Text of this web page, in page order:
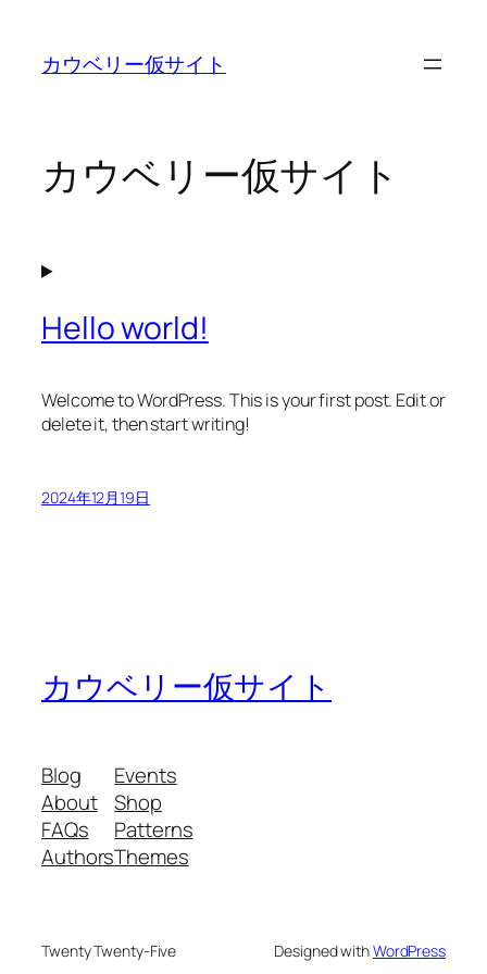
カウベリー仮サイト
カウベリー仮サイト
Hello world!
Welcome to WordPress. This is your first post. Edit or
delete it, then start writing!
2024年12月19日
カウベリー仮サイト
Blog
About
FAQs
Authors
Events
Shop
Patterns
Themes
Twenty Twenty-Five Designed withWordPress